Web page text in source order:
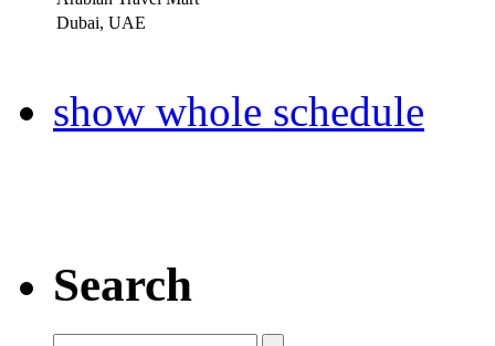
Dubai, UAE
show whole schedule
Search